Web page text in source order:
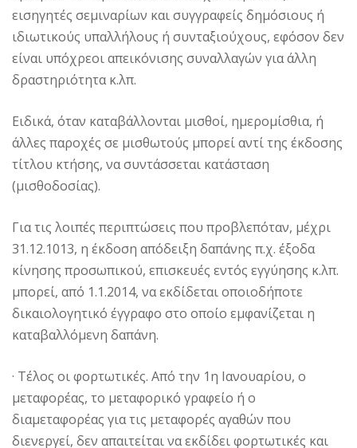
εισηγητές σεμιναρίων και συγγραφείς δημόσιους ή
ιδιωτικούς υπαλλήλους ή συνταξιούχους, εφόσον δεν
είναι υπόχρεοι απεικόνισης συναλλαγών για άλλη
δραστηριότητα κ.λπ.
Ειδικά, όταν καταβάλλονται μισθοί, ημερομίσθια, ή
άλλες παροχές σε μισθωτούς μπορεί αντί της έκδοσης
τίτλου κτήσης, να συντάσσεται κατάσταση
(μισθοδοσίας).
Για τις λοιπές περιπτώσεις που προβλεπόταν, μέχρι
31.12.1013, η έκδοση απόδειξη δαπάνης π.χ. έξοδα
κίνησης προσωπικού, επισκευές εντός εγγύησης κ.λπ.
μπορεί, από 1.1.2014, να εκδίδεται οποιοδήποτε
δικαιολογητικό έγγραφο στο οποίο εμφανίζεται η
καταβαλλόμενη δαπάνη.
· Τέλος οι φορτωτικές. Από την 1η Ιανουαρίου, ο
μεταφορέας, το μεταφορικό γραφείο ή ο
διαμεταφορέας για τις μεταφορές αγαθών που
διενεργεί, δεν απαιτείται να εκδίδει φορτωτικές και